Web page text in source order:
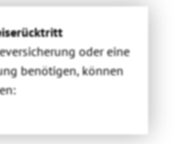
oder eine
benötigen, können